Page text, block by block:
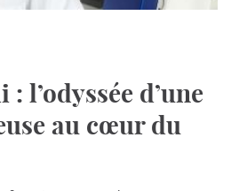
l’odyssée d’une
au cœur du